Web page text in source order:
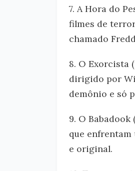
7. A Hora do
filmes de
chamado
8. O Exorcista
dirigido por
demônio e só
9. O
que
e original.